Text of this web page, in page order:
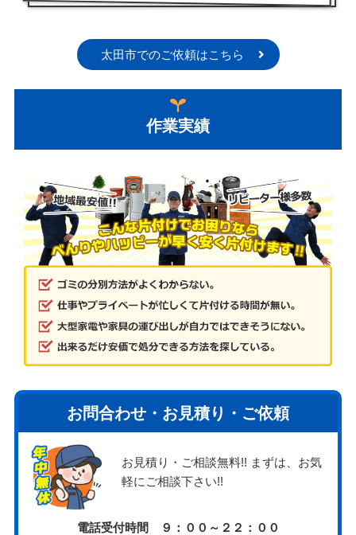
太田市でのご依頼はこちら
作業実績
お問合わせ・お見積り・ご依頼
お見積り・ご相談無料!! まずは、お気
軽にご相談下さい!!
電話受付時間 ９：００～２２：００